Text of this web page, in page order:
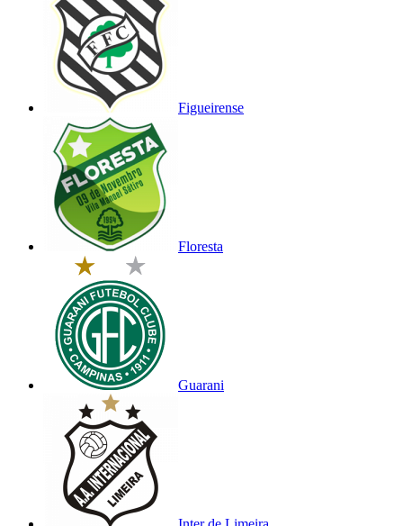
Figueirense
Floresta
Guarani